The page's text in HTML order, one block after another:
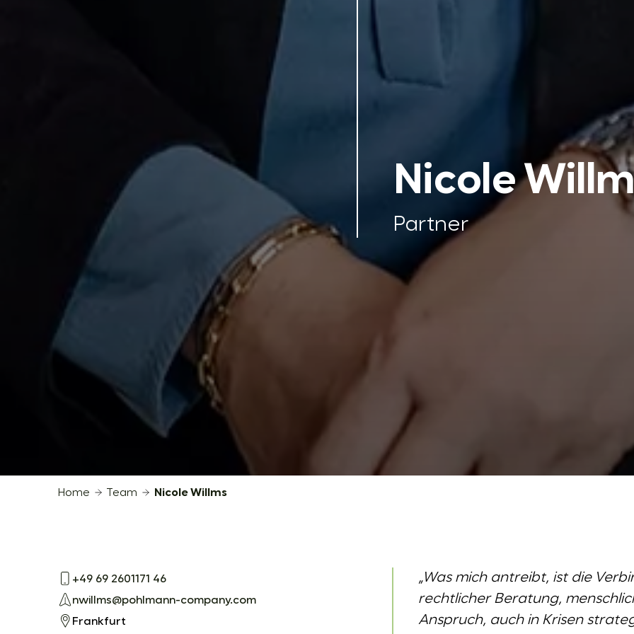
Nicole
Partner
Home Team Nicole Willms
+49 69 2601171 46
nwillms@pohlmann-company.com
Frankfurt
„Was mich antreibt, ist die
rechtlicher Beratung,
Anspruch, auch in Krisen